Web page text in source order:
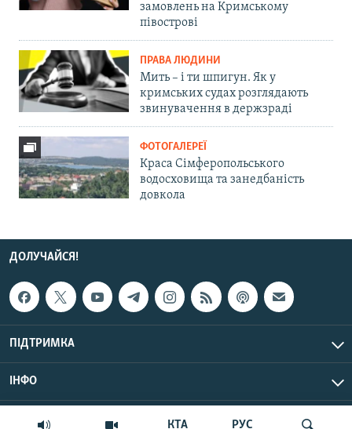
КТА РУС
замовлень на Кримському
півострові
ПРАВА ЛЮДИНИ
Мить – і ти шпигун. Як у
кримських судах розглядають
звинувачення в держзраді
ФОТОГАЛЕРЕЇ
Краса Сімферопольського
водосховища та занедбаність
довкола
ДОЛУЧАЙСЯ!
ПІДТРИМКА
ІНФО
© Крим.Реалії, 2026 | Усі права застережено.